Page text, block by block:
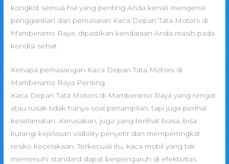
kongkrit semua hal yang penting Anda kenali mengenai
penggantian dan pemasaran Kaca Depan Tata Motors di
Mamberamo Raya, dipastikan kendaraan Anda masih pada
kondisi sehat.
Kenapa pemasangan Kaca Depan Tata Motors di
Mamberamo Raya Penting
Kaca Depan Tata Motors di Mamberamo Raya yang rengat
atau rusak tidak hanya soal penampilan, tapi juga perihal
keselamatan. Kerusakan, juga yang terlihat biasa, bisa
kurangi kejelasan visibility penyetir dan mempertingkat
resiko kecelakaan. Terkecuali itu, kaca mobil yang tak
memenuhi standard dapat berpengaruh di efektivitas